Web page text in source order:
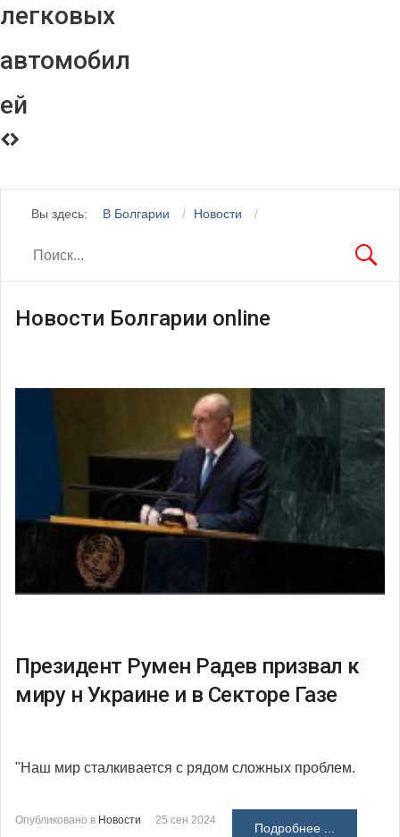
легковых
автомобил
ей
Вы здесь: В Болгарии Новости
Новости Болгарии online
Президент Румен Радев призвал к
миру н Украине и в Секторе Газе
"Наш мир сталкивается с рядом сложных проблем.
Опубликовано в Новости 25 сен 2024
Подробнее ...